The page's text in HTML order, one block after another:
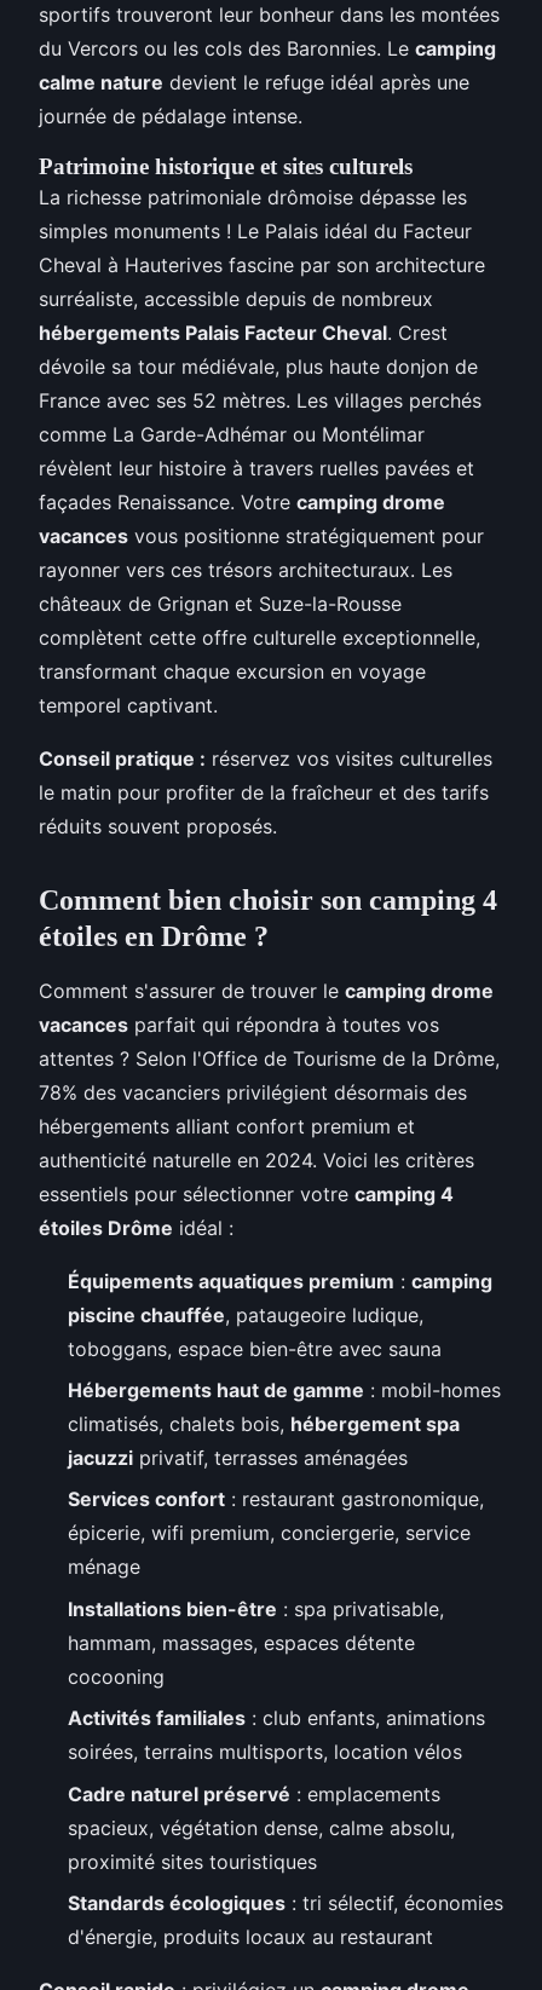
sportifs trouveront leur bonheur dans les montées
du Vercors ou les cols des Baronnies. Le camping
calme nature devient le refuge idéal après une
journée de pédalage intense.
Patrimoine historique et sites culturels
La richesse patrimoniale drômoise dépasse les
simples monuments ! Le Palais idéal du Facteur
Cheval à Hauterives fascine par son architecture
surréaliste, accessible depuis de nombreux
hébergements Palais Facteur Cheval. Crest
dévoile sa tour médiévale, plus haute donjon de
France avec ses 52 mètres. Les villages perchés
comme La Garde-Adhémar ou Montélimar
révèlent leur histoire à travers ruelles pavées et
façades Renaissance. Votre camping drome
vacances vous positionne stratégiquement pour
rayonner vers ces trésors architecturaux. Les
châteaux de Grignan et Suze-la-Rousse
complètent cette offre culturelle exceptionnelle,
transformant chaque excursion en voyage
temporel captivant.
Conseil pratique : réservez vos visites culturelles
le matin pour profiter de la fraîcheur et des tarifs
réduits souvent proposés.
Comment bien choisir son camping 4
étoiles en Drôme ?
Comment s'assurer de trouver le camping drome
vacances parfait qui répondra à toutes vos
attentes ? Selon l'Office de Tourisme de la Drôme,
78% des vacanciers privilégient désormais des
hébergements alliant confort premium et
authenticité naturelle en 2024. Voici les critères
essentiels pour sélectionner votre camping 4
étoiles Drôme idéal :
Équipements aquatiques premium : camping
piscine chauffée, pataugeoire ludique,
toboggans, espace bien-être avec sauna
Hébergements haut de gamme : mobil-homes
climatisés, chalets bois, hébergement spa
jacuzzi privatif, terrasses aménagées
Services confort : restaurant gastronomique,
épicerie, wifi premium, conciergerie, service
ménage
Installations bien-être : spa privatisable,
hammam, massages, espaces détente
cocooning
Activités familiales : club enfants, animations
soirées, terrains multisports, location vélos
Cadre naturel préservé : emplacements
spacieux, végétation dense, calme absolu,
proximité sites touristiques
Standards écologiques : tri sélectif, économies
d'énergie, produits locaux au restaurant